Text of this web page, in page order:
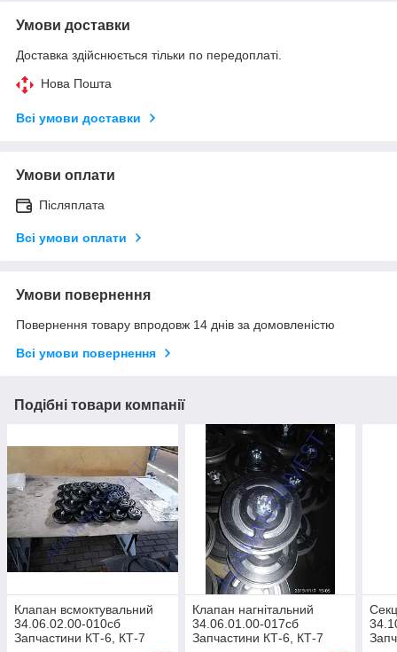
Умови доставки
Доставка здійснюється тільки по передоплаті.
Нова Пошта
Всі умови доставки
Умови оплати
Післяплата
Всі умови оплати
Умови повернення
Повернення товару впродовж 14 днів за домовленістю
Всі умови повернення
Подібні товари компанії
Клапан всмоктувальний
34.06.02.00-010сб
Запчастини КТ-6, КТ-7
Клапан нагнітальний
34.06.01.00-017сб
Запчастини КТ-6, КТ-7